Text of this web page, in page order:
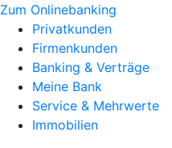
Zum Onlinebanking
Privatkunden
Firmenkunden
Banking & Verträge
Meine Bank
Service & Mehrwerte
Immobilien